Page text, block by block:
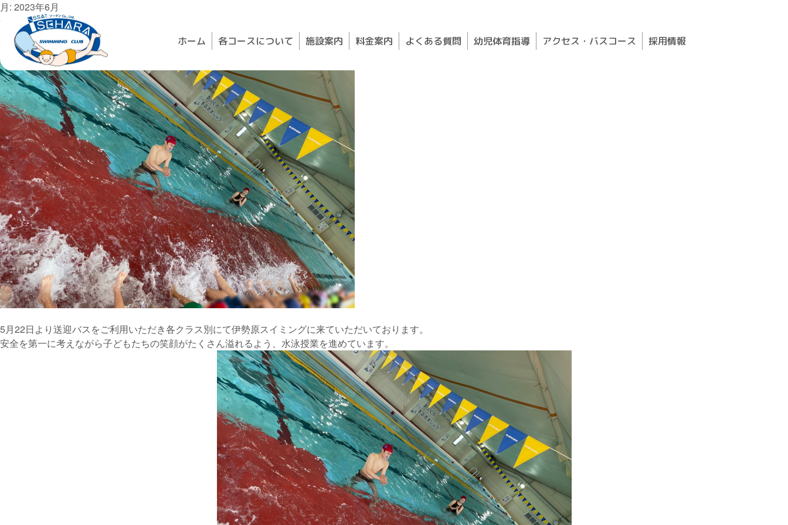
Skip
to
content
ホーム 各コースについて 施設案内 料金案内 よくある質問 幼児体育指導 アクセス・バスコース 採用情報
月: 2023年6月
伊勢原市立比々多小学校水泳授業が始まりました
Posted on 2023年6月10日
5月22日より送迎バスをご利用いただき各クラス別にて伊勢原スイミングに来ていただいております。
安全を第一に考えながら子どもたちの笑顔がたくさん溢れるよう、水泳授業を進めています。